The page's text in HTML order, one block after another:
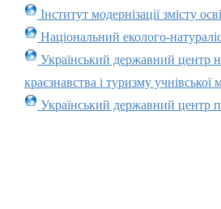
Інститут модернізації змісту
Національний еколого-
Український державний центр
краєзнавства і туризму учнівської
Український державний центр